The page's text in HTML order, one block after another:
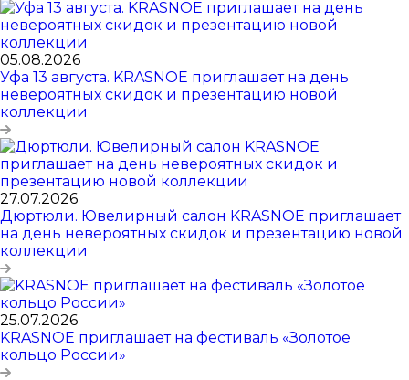
05.08.2026
Уфа 13 августа. KRASNOE приглашает на день
невероятных скидок и презентацию новой
коллекции
27.07.2026
Дюртюли. Ювелирный салон KRASNOE приглашает
на день невероятных скидок и презентацию новой
коллекции
25.07.2026
KRASNOE приглашает на фестиваль «Золотое
кольцо России»